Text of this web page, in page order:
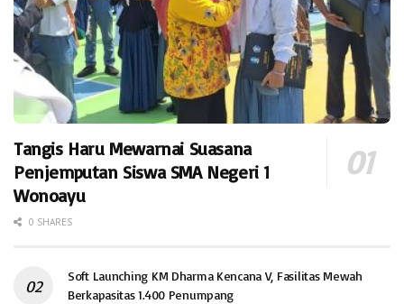
Tangis Haru Mewarnai Suasana
Penjemputan Siswa SMA Negeri 1
Wonoayu
0 SHARES
Soft Launching KM Dharma Kencana V, Fasilitas Mewah
Berkapasitas 1.400 Penumpang